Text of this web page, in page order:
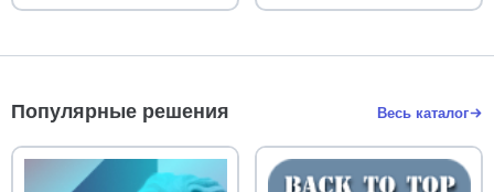
Популярные решения Весь каталог